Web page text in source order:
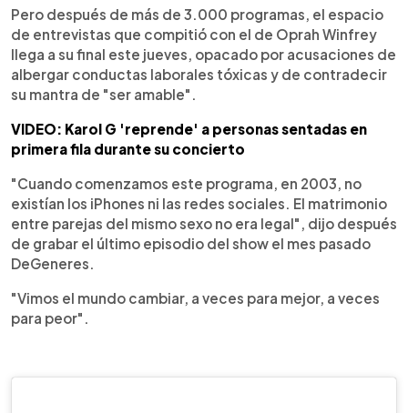
Pero después de más de 3.000 programas, el espacio
de entrevistas que compitió con el de Oprah Winfrey
llega a su final este jueves, opacado por acusaciones de
albergar conductas laborales tóxicas y de contradecir
su mantra de "ser amable".
VIDEO: Karol G 'reprende' a personas sentadas en
primera fila durante su concierto
"Cuando comenzamos este programa, en 2003, no
existían los iPhones ni las redes sociales. El matrimonio
entre parejas del mismo sexo no era legal", dijo después
de grabar el último episodio del show el mes pasado
DeGeneres.
"Vimos el mundo cambiar, a veces para mejor, a veces
para peor".